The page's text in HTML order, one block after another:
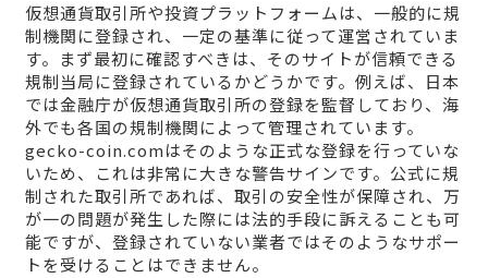
仮想通貨取引所や投資プラットフォームは、一般的に規
制機関に登録され、一定の基準に従って運営されていま
す。まず最初に確認すべきは、そのサイトが信頼できる
規制当局に登録されているかどうかです。例えば、日本
では金融庁が仮想通貨取引所の登録を監督しており、海
外でも各国の規制機関によって管理されています。
gecko-coin.comはそのような正式な登録を行っていな
いため、これは非常に大きな警告サインです。公式に規
制された取引所であれば、取引の安全性が保障され、万
が一の問題が発生した際には法的手段に訴えることも可
能ですが、登録されていない業者ではそのようなサポー
トを受けることはできません。